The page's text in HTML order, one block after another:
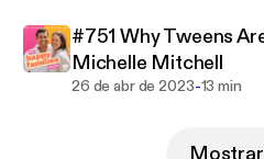
#751 Why Tweens
Michelle Mitchell
26 de abr de 2023-13 min